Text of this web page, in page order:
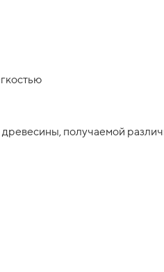
получаемой